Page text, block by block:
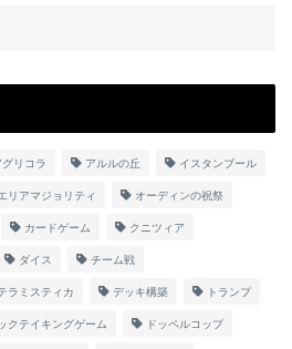
グリコラ アルルの丘 イスタンブール
リアマジョリティ オーディンの祝祭
カードゲーム クニツィア
ダイス チーム戦
ラミスティカ デッキ構築 トランプ
クテイキングゲーム ドッペルコップ